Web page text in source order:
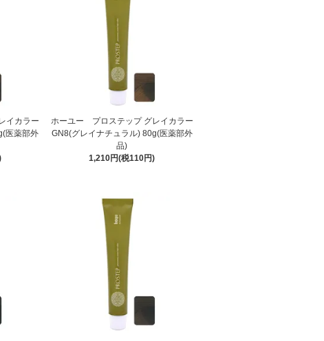
イカラー
医薬部外
ホーユー プロステップ グレイカラー
GN8(グレイナチュラル) 80g(医薬部外
品)
1,210円(税110円)